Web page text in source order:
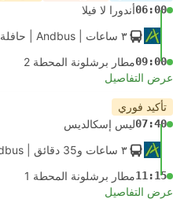
06:00أندورا لا فيلا
٣ ساعات
حافلة
09:00مطار برشلونة المحطة 2
عرض التفاصيل
تأكيد فوري
07:40ليس إسكالديس
٣ ساعات و‫35 دقائق
11:15مطار برشلونة المحطة 1
عرض التفاصيل